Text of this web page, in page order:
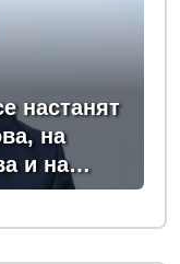
настанят
на
и на